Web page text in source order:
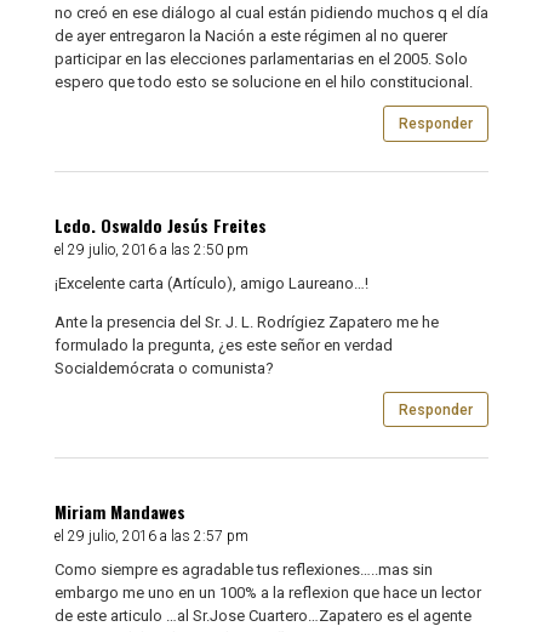
no creó en ese diálogo al cual están pidiendo muchos q el día
de ayer entregaron la Nación a este régimen al no querer
participar en las elecciones parlamentarias en el 2005. Solo
espero que todo esto se solucione en el hilo constitucional.
Responder
Lcdo. Oswaldo Jesús Freites
el 29 julio, 2016 a las 2:50 pm
¡Excelente carta (Artículo), amigo Laureano…!
Ante la presencia del Sr. J. L. Rodrígiez Zapatero me he
formulado la pregunta, ¿es este señor en verdad
Socialdemócrata o comunista?
Responder
Miriam Mandawes
el 29 julio, 2016 a las 2:57 pm
Como siempre es agradable tus reflexiones…..mas sin
embargo me uno en un 100% a la reflexion que hace un lector
de este articulo …al Sr.Jose Cuartero…Zapatero es el agente